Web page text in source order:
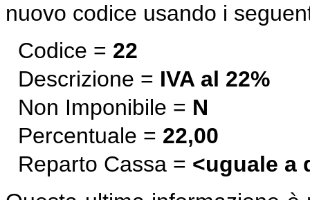
nuovo codice usando i
Codice = 22
Descrizione = IVA al 22%
Non Imponibile = N
Percentuale = 22,00
Reparto Cassa = <uguale a